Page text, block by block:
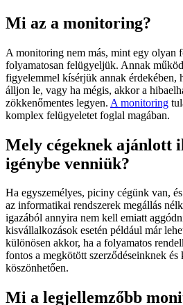
Mi az a monitoring?
A monitoring nem más, mint egy olyan
folyamatosan felügyeljük. Annak
figyelemmel kísérjük annak érdekében,
álljon le, vagy ha mégis, akkor a
zökkenőmentes legyen. A monitoring
komplex felügyeletet foglal magában.
Mely cégeknek ajánlott
igénybe venniük?
Ha egyszemélyes, piciny cégünk van,
az informatikai rendszerek megállás
igazából annyira nem kell emiatt
kisvállalkozások esetén például már
különösen akkor, ha a folyamatos
fontos a megkötött szerződéseinknek és
köszönhetően.
Mi a legjellemzőbb